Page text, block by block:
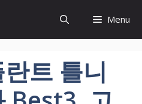
Menu
트 틀니